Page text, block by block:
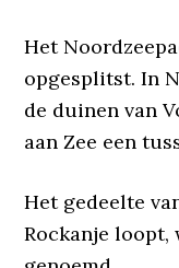
Het
opgesplitst. In
de duinen van
aan Zee een
Het gedeelte
Rockanje